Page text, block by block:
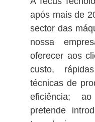
após mais de
sector das
nossa
oferecer aos
custo,
técnicas de
eficiência;
pretende